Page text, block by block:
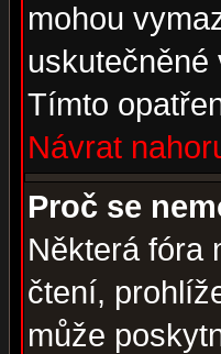
mohou
uskutečněné
Tímto
Návrat
Proč se
Některá fóra
čtení,
může